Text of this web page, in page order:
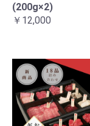
(200g×2)
￥12,000